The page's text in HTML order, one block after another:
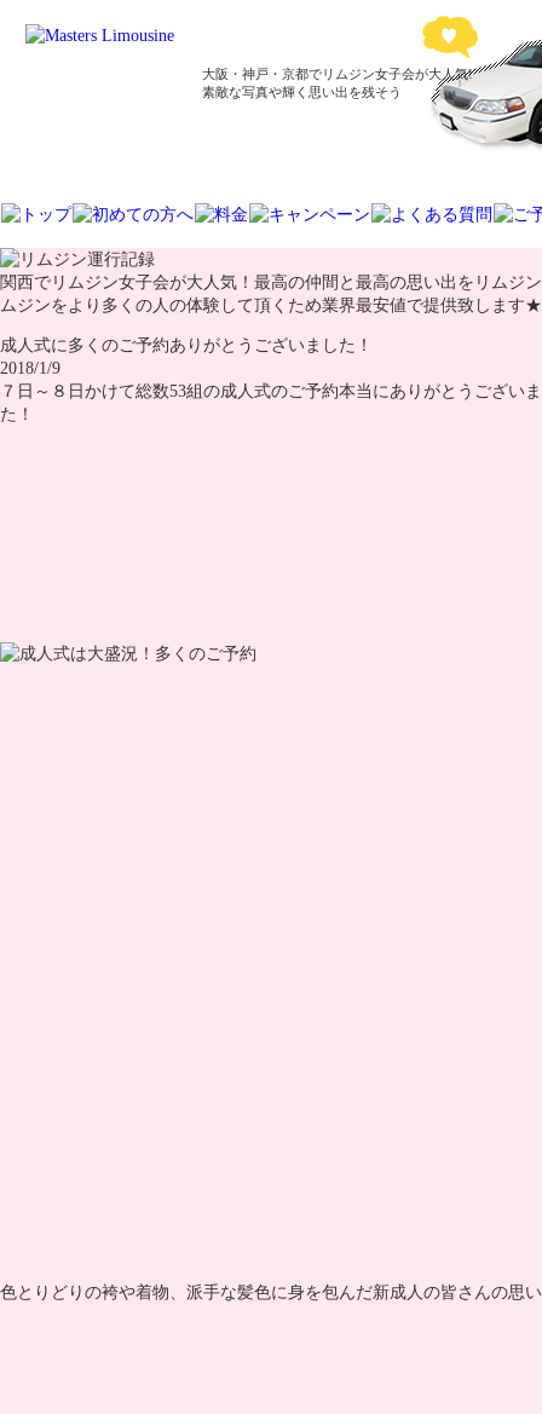
大阪・神戸・京都でリムジン女子会が大人気!
素敵な写真や輝く思い出を残そう
関西でリムジン女子会が大人気！最高の仲間と最高の思い出をリムジ
ムジンをより多くの人の体験して頂くため業界最安値で提供致します★
成人式に多くのご予約ありがとうございました！
2018/1/9
７日～８日かけて総数53組の成人式のご予約本当にありがとうござ
た！
色とりどりの袴や着物、派手な髪色に身を包んだ新成人の皆さんの思